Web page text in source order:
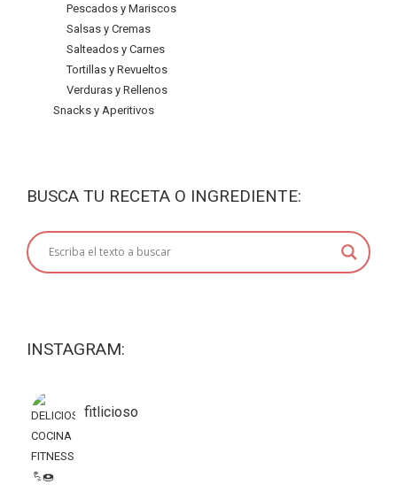
Pescados y Mariscos
Salsas y Cremas
Salteados y Carnes
Tortillas y Revueltos
Verduras y Rellenos
Snacks y Aperitivos
BUSCA TU RECETA O INGREDIENTE:
INSTAGRAM:
fitlicioso